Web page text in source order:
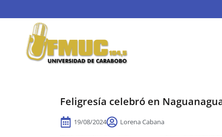
Feligresía celebró en
19/08/2024 Lorena Cabana